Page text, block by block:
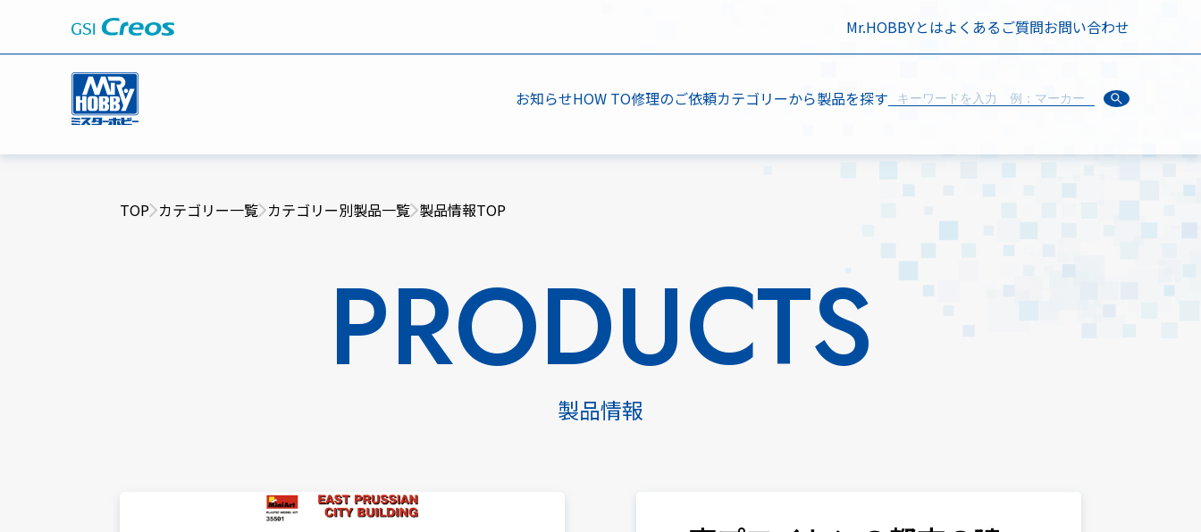
Mr.HOBBYとはよくあるご質問お問い合わせ
お知らせHOW TO修理のご依頼カテゴリーから製品を探す
TOP カテゴリー一覧 カテゴリー別製品一覧 製品情報TOP
PRODUCTS
製品情報